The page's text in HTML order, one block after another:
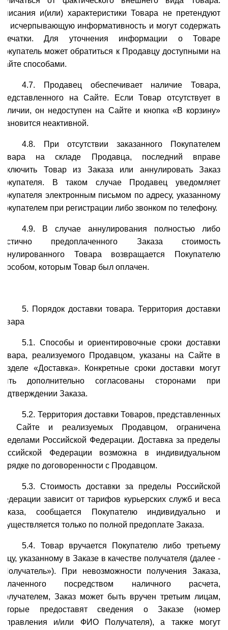
и(или) характеристики Товара не претендуют
исчерпывающую информативность и могут содержать
Для уточнения информации о Товаре
может обратиться к Продавцу доступными на
способами.
4.7. Продавец обеспечивает наличие Товара,
на Сайте. Если Товар отсутствует в
он недоступен на Сайте и кнопка «В корзину»
неактивной.
4.8. При отсутствии заказанного Покупателем
на складе Продавца, последний вправе
Товар из Заказа или аннулировать Заказ
В таком случае Продавец уведомляет
электронным письмом по адресу, указанному
при регистрации либо звонком по телефону.
4.9. В случае аннулирования полностью либо
предоплаченного Заказа стоимость
Товара возвращается Покупателю
которым Товар был оплачен.
5. Порядок доставки товара. Территория доставки
5.1. Способы и ориентировочные сроки доставки
реализуемого Продавцом, указаны на Сайте в
«Доставка». Конкретные сроки доставки могут
дополнительно согласованы сторонами при
Заказа.
5.2. Территория доставки Товаров, представленных
Сайте и реализуемых Продавцом, ограничена
Российской Федерации. Доставка за пределы
Федерации возможна в индивидуальном
по договоренности с Продавцом.
5.3. Стоимость доставки за пределы Российской
зависит от тарифов курьерских служб и веса
сообщается Покупателю индивидуально и
только по полной предоплате Заказа.
5.4. Товар вручается Покупателю либо третьему
указанному в Заказе в качестве получателя (далее -
При невозможности получения Заказа,
посредством наличного расчета,
Заказ может быть вручен третьим лицам,
предоставят сведения о Заказе (номер
и/или ФИО Получателя), а также могут